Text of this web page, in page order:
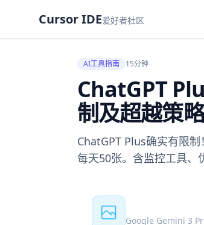
Cursor IDE爱好者社区
AI工具指南 15分钟
ChatGPT
制及超越策略
ChatGPT Plus确实有限
每天50张。含监控工具、
Google Gemini 3